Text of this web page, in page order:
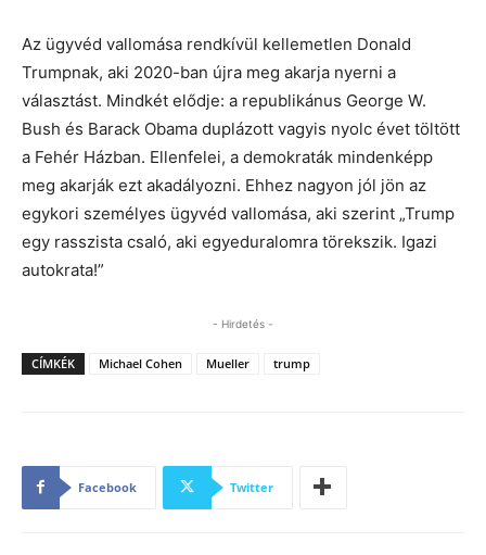
Az ügyvéd vallomása rendkívül kellemetlen Donald
Trumpnak, aki 2020-ban újra meg akarja nyerni a
választást. Mindkét elődje: a republikánus George W.
Bush és Barack Obama duplázott vagyis nyolc évet töltött
a Fehér Házban. Ellenfelei, a demokraták mindenképp
meg akarják ezt akadályozni. Ehhez nagyon jól jön az
egykori személyes ügyvéd vallomása, aki szerint „Trump
egy rasszista csaló, aki egyeduralomra törekszik. Igazi
autokrata!”
- Hirdetés -
CÍMKÉK Michael Cohen Mueller trump
Facebook Twitter